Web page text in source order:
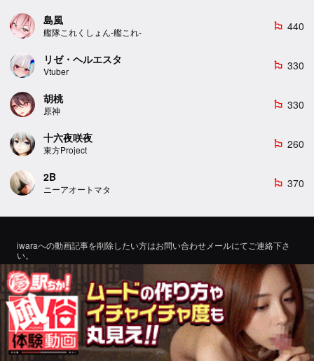
島風
艦隊これくしょん-艦これ-
emoji_flags 440
リゼ・ヘルエスタ
Vtuber
emoji_flags 330
胡桃
原神
emoji_flags 330
十六夜咲夜
東方Project
emoji_flags 260
2B
ニーアオートマタ
emoji_flags 370
iwaraへの動画記事を削除したい方はお問い合わせメールにてご連絡下さ
い。
If you would like to remove a video article to iwara, please contact us by
email for inquiry.
お問い合わせ ©2022 エロMMDTube